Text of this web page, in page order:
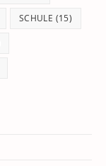
SCHULE (15)